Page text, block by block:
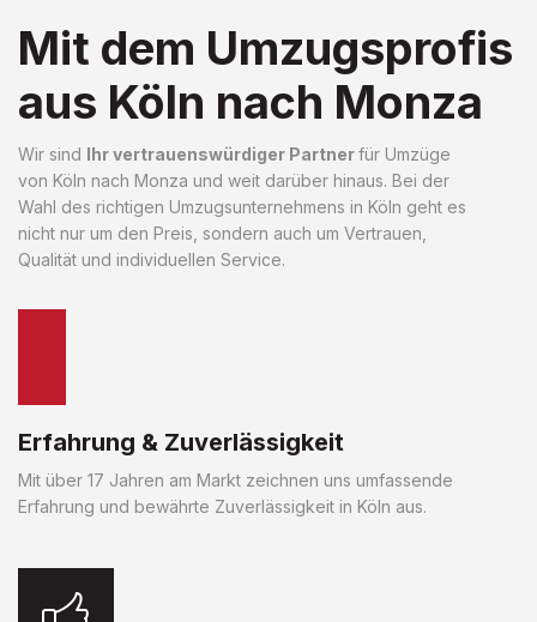
Mit dem Umzugsprofis
aus Köln nach Monza
Wir sind Ihr vertrauenswürdiger Partnerfür Umzüge
von Köln nach Monza und weit darüber hinaus. Bei der
Wahl des richtigen Umzugsunternehmens in Köln geht es
nicht nur um den Preis, sondern auch um Vertrauen,
Qualität und individuellen Service.
Erfahrung & Zuverlässigkeit
Mit über 17 Jahren am Markt zeichnen uns umfassende
Erfahrung und bewährte Zuverlässigkeit in Köln aus.